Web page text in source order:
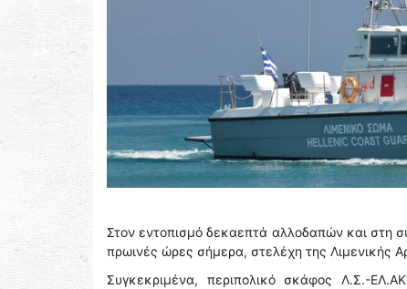
Στον εντοπισμό δεκαεπτά αλλοδαπών και στη
πρωινές ώρες σήμερα, στελέχη της Λιμενικής
Συγκεκριμένα, περιπολικό σκάφος Λ.Σ.-